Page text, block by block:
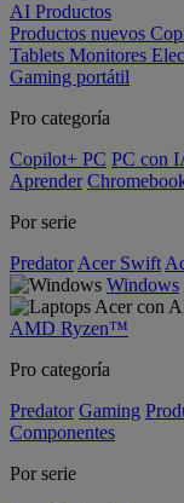
AI Productos
Productos nuevos
Tablets Monitores
Gaming portátil
Pro categoría
Copilot+ PC PC con
Aprender
Por serie
Predator Acer Swift
Windows
AMD Ryzen™
Pro categoría
Predator Gaming
Componentes
Por serie